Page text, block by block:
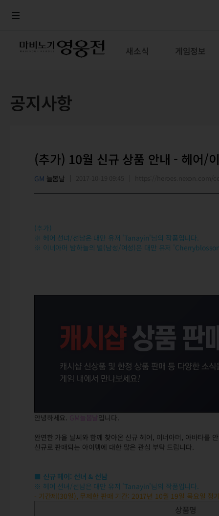
새소식 게임정보
공지사항
(추가) 10월 신규 상품 안내 - 헤어/
GM 늘봄날
(추가)
※ 헤어 선녀/선남은 대만 유저 'Tanayin'님의 작품입니다.
※ 이너아머 밤하늘의 별(남성/여성)은 대만 유저
안녕하세요. GM늘봄날입니다.
완연한 가을 날씨와 함께 찾아온 신규 헤어, 이너아머, 아바타를
신규로 판매되는 아이템에 대한 많은 관심 부탁 드립니다.
■ 신규 헤어: 선녀 & 선남
※ 헤어 선녀/선남은 대만 유저 'Tanayin'님의 작품입니다.
- 기간제(30일), 무제한 판매 기간: 2017년 10월 19일 목요일 정
상품명